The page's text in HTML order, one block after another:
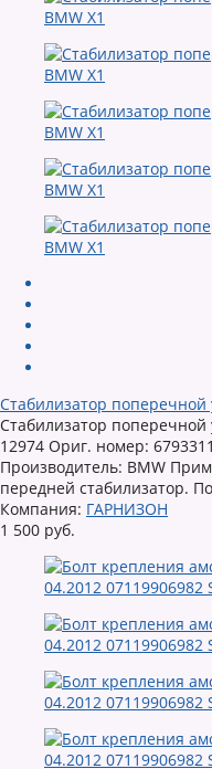
Стабилизатор поперечной
Стабилизатор поперечной
12974 Ориг. номер:
Производитель: BMW
передней стабилизатор.
Компания: ГАРНИЗОН
1 500 руб.